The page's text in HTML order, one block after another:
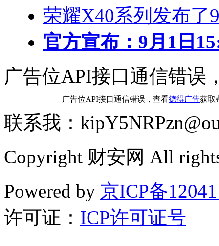
荣耀X40系列发布了
官方宣布：9月1日
广告位API接口通信错误
广告位API接口通信错误，查看德得广告获取
联系我：
Copyright 财安网 All
Powered by 京ICP备
许可证： ICP许可证号